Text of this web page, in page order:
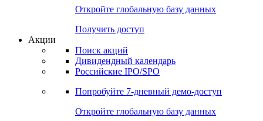
Откройте глобальную базу данных
Получить доступ
Акции
Поиск акций
Дивидендный календарь
Российские IPO/SPO
Попробуйте 7-дневный демо-доступ
Откройте глобальную базу данных